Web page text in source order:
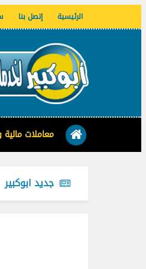
الرئيسية إتصل بنا
معاملات مالية
جديد ابوكبير